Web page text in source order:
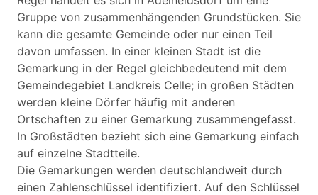
Gruppe von zusammenhängenden Grundstücken. Sie
kann die gesamte Gemeinde oder nur einen Teil
davon umfassen. In einer kleinen Stadt ist die
Gemarkung in der Regel gleichbedeutend mit dem
Gemeindegebiet Landkreis Celle; in großen Städten
werden kleine Dörfer häufig mit anderen
Ortschaften zu einer Gemarkung zusammengefasst.
In Großstädten bezieht sich eine Gemarkung einfach
auf einzelne Stadtteile.
Die Gemarkungen werden deutschlandweit durch
einen Zahlenschlüssel identifiziert. Auf den Schlüssel